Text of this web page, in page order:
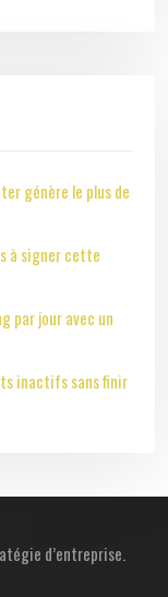
génère le plus de
à signer cette
par jour avec un
inactifs sans finir
d’entreprise.